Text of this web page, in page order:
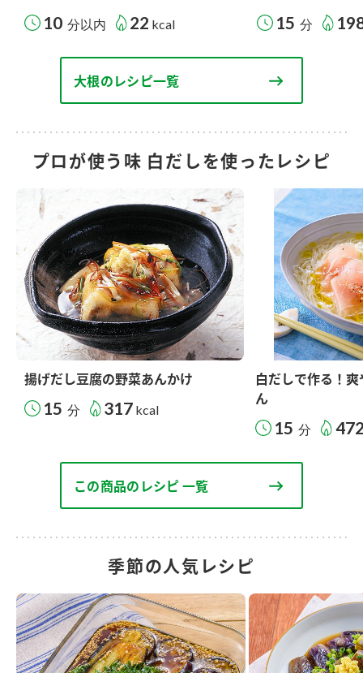
10 分以内 22 kcal 15 分
大根のレシピ一覧
プロが使う味 白だしを使ったレシピ
揚げだし豆腐の野菜あんかけ
15 分 317 kcal
白だしで作る！
ん
15 分
この商品のレシピ 一覧
季節の人気レシピ